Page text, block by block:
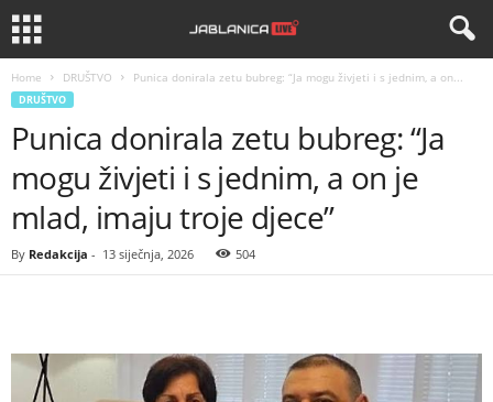
Home DRUŠTVO Punica donirala zetu bubreg: “Ja mogu živjeti i s jednim, a on...
DRUŠTVO
Punica donirala zetu bubreg: “Ja
mogu živjeti i s jednim, a on je
mlad, imaju troje djece”
By Redakcija - 13 siječnja, 2026 504